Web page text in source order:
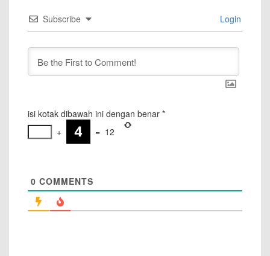
Subscribe Login
isi kotak dibawah ini dengan benar *
+
= 12
0 COMMENTS